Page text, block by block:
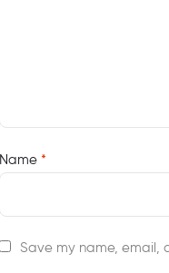
Name *
Save my name, email,